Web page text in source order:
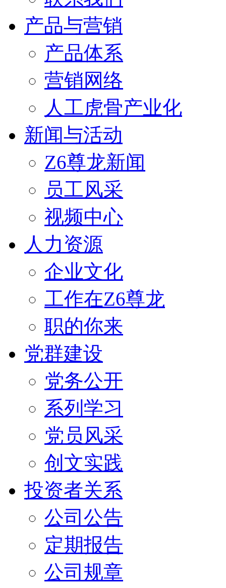
产品与营销
产品体系
营销网络
人工虎骨产业化
新闻与活动
Z6尊龙新闻
员工风采
视频中心
人力资源
企业文化
工作在Z6尊龙
职的你来
党群建设
党务公开
系列学习
党员风采
创文实践
投资者关系
公司公告
定期报告
公司规章